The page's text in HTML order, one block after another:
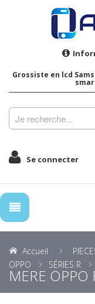
Grossiste en lcd
Se connecter
Accueil
OPPO
SÉRIES R
MERE OPPO